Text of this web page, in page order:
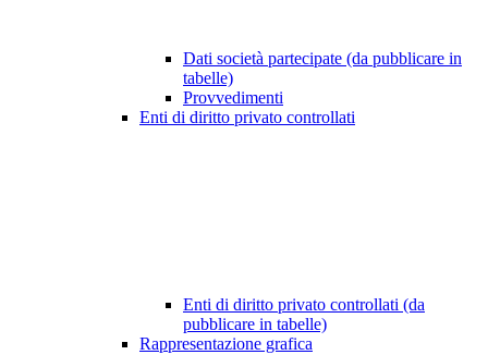
Dati società partecipate (da pubblicare in
tabelle)
Provvedimenti
Enti di diritto privato controllati
Enti di diritto privato controllati (da
pubblicare in tabelle)
Rappresentazione grafica